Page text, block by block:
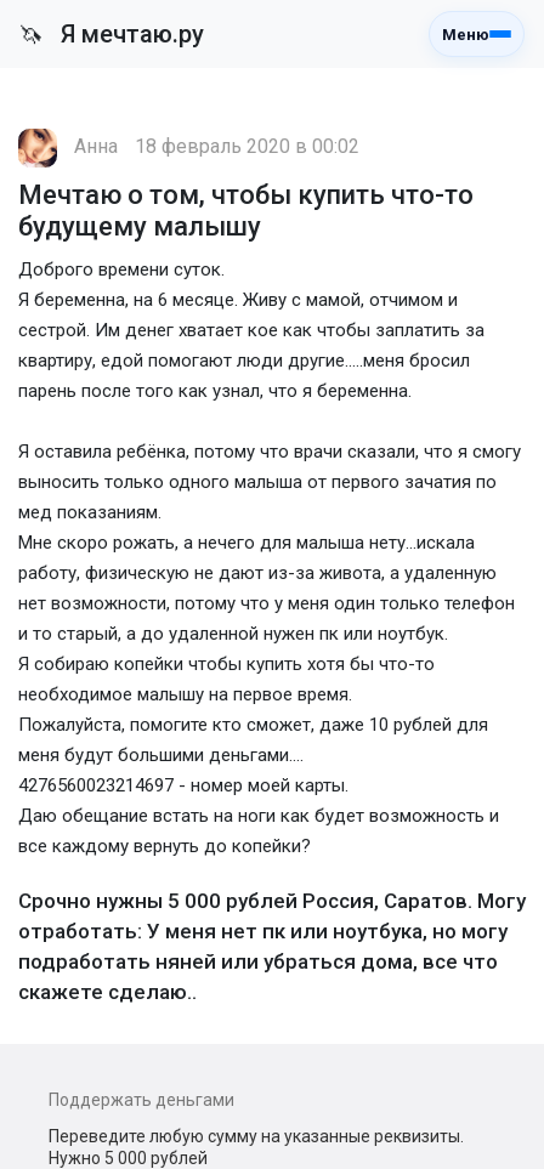
🦄 Я мечтаю.ру Меню
Анна 18 февраль 2020 в 00:02
Мечтаю о том, чтобы купить что-то
будущему малышу
Доброго времени суток.
Я беременна, на 6 месяце. Живу с мамой, отчимом и
сестрой. Им денег хватает кое как чтобы заплатить за
квартиру, едой помогают люди другие.....меня бросил
парень после того как узнал, что я беременна.
Я оставила ребёнка, потому что врачи сказали, что я смогу
выносить только одного малыша от первого зачатия по
мед показаниям.
Мне скоро рожать, а нечего для малыша нету...искала
работу, физическую не дают из-за живота, а удаленную
нет возможности, потому что у меня один только телефон
и то старый, а до удаленной нужен пк или ноутбук.
Я собираю копейки чтобы купить хотя бы что-то
необходимое малышу на первое время.
Пожалуйста, помогите кто сможет, даже 10 рублей для
меня будут большими деньгами....
4276560023214697 - номер моей карты.
Даю обещание встать на ноги как будет возможность и
все каждому вернуть до копейки?
Срочно нужны 5 000 рублей Россия, Саратов. Могу
отработать: У меня нет пк или ноутбука, но могу
подработать няней или убраться дома, все что
скажете сделаю..
Поддержать деньгами
Переведите любую сумму на указанные реквизиты.
Нужно 5 000 рублей